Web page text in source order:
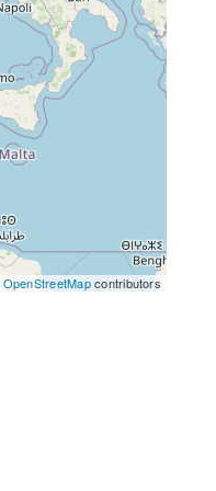
OpenStreetMapcontributors